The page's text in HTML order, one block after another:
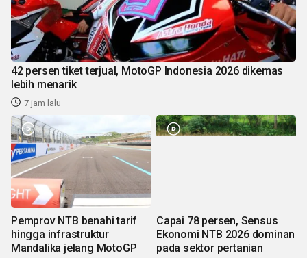
42 persen tiket terjual, MotoGP Indonesia 2026 dikemas
lebih menarik
7 jam lalu
Pemprov NTB benahi tarif
hingga infrastruktur
Mandalika jelang MotoGP
Capai 78 persen, Sensus
Ekonomi NTB 2026 dominan
pada sektor pertanian